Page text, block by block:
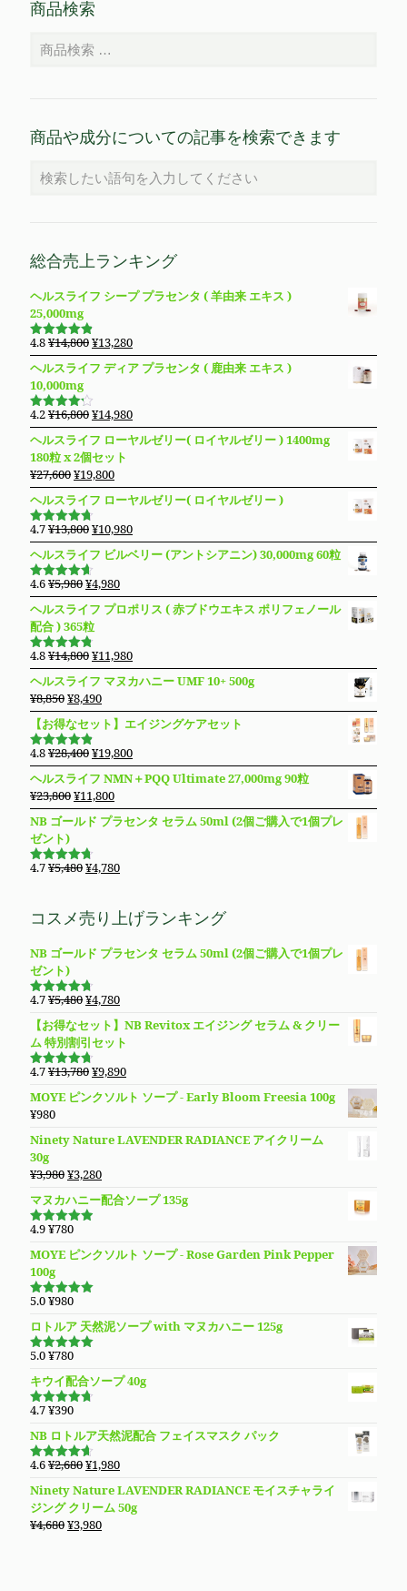
商品検索
商品や成分についての記事を検索できます
総合売上ランキング
ヘルスライフ シープ プラセンタ ( 羊由来 エキス )
25,000mg
5段階で
4.83の評
価
4.8¥14,800元
の
価
は
¥14,800
で
し
た。
¥13,280現
在
の
格
は
¥13,280
ヘルスライフ ディア プラセンタ ( 鹿由来 エキス )
10,000mg
5段階で
4.19の評
価
4.2¥16,800元
の
価
格
は
¥16,800
で
し
た。
¥14,980現
在
の
は
で
す。
ヘルスライフ ローヤルゼリー( ロイヤルゼリー ) 1400mg
180粒 x 2個セット
¥27,600元
の
価
格
は
¥27,600
で
し
た。
¥19,800現
在
価
格
は
¥19,800
で
す。
ヘルスライフ ローヤルゼリー( ロイヤルゼリー )
5段階で
4.69の評
価
4.7¥13,800元
の
価
格
は
¥13,800
で
し
た。
¥10,980現
在
の
格
は
す。
ヘルスライフ ビルベリー (アントシアニン) 30,000mg 60粒
5段階で
4.63の評
価
4.6¥5,980元
の
価
格
は
¥5,980
で
し
た。
¥4,980現
在
の
格
は
¥4,980
す。
ヘルスライフ プロポリス ( 赤ブドウエキス ポリフェノール
配合 ) 365粒
5段階で
4.76の評
価
4.8¥14,800元
の
価
格
は
¥14,800
で
し
た。
¥11,980現
在
の
格
¥11,980
で
ヘルスライフ マヌカハニー UMF 10+ 500g
¥8,850元
の
価
格
は
¥8,850
で
し
た。
¥8,490現
在
の
価
格
は
¥8,490
で
【お得なセット】エイジングケアセット
5段階で
4.83の評
価
4.8¥28,400元
の
価
格
は
で
し
¥19,800現
在
の
格
ヘルスライフ NMN＋PQQ Ultimate 27,000mg 90粒
¥23,800元
の
価
格
は
し
¥11,800現
在
の
格
で
NB ゴールド プラセンタ セラム 50ml (2個ご購入で1個プレ
ゼント)
5段階で
4.7¥5,480元
格
¥5,480
し
た。
¥4,780現
価
は
す。
コスメ売り上げランキング
NB ゴールド プラセンタ セラム 50ml (2個ご購入で1個プレ
ゼント)
5段階で
価
4.7¥5,480元
価
格
は
で
た。
¥4,780現
の
価
格
¥4,780
す。
【お得なセット】NB Revitox エイジング セラム & クリー
ム 特別割引セット
5段階で
価
4.7¥13,780元
価
は
で
し
た。
¥9,890現
の
格
で
す。
MOYE ピンクソルト ソープ - Early Bloom Freesia 100g
¥980
Ninety Nature LAVENDER RADIANCE アイクリーム
30g
¥3,980元
価
格
¥3,980
で
し
¥3,280現
在
の
は
マヌカハニー配合ソープ 135g
5段階で
価
4.9¥780
MOYE ピンクソルト ソープ - Rose Garden Pink Pepper
100g
5段階で
5.0¥980
ロトルア 天然泥ソープ with マヌカハニー 125g
5段階で
5.0¥780
キウイ配合ソープ 40g
5段階で
価
4.7¥390
NB ロトルア天然泥配合 フェイスマスク パック
5段階で
価
4.6¥2,680元
価
格
は
¥1,980現
の
価
Ninety Nature LAVENDER RADIANCE モイスチャライ
ジング クリーム 50g
¥4,680元
¥3,980現